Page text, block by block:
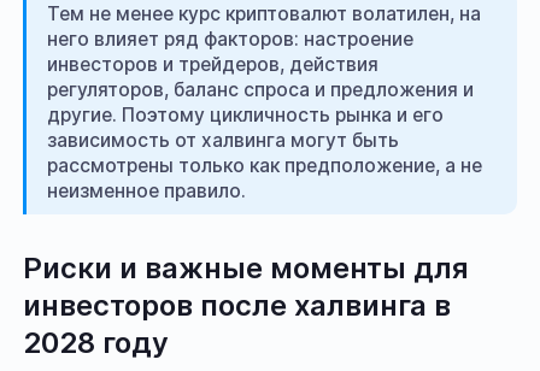
Тем не менее курс криптовалют волатилен, на
него влияет ряд факторов: настроение
инвесторов и трейдеров, действия
регуляторов, баланс спроса и предложения и
другие. Поэтому цикличность рынка и его
зависимость от халвинга могут быть
рассмотрены только как предположение, а не
неизменное правило.
Риски и важные моменты для
инвесторов после халвинга в
2028 году